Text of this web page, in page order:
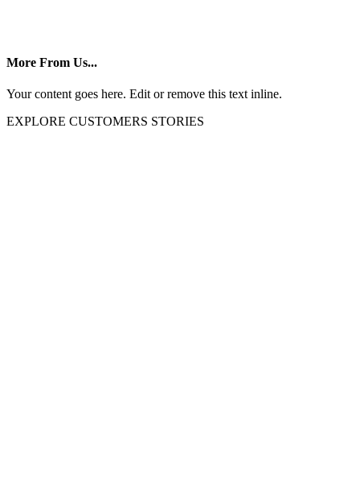
More From Us...
Your content goes here. Edit or remove this text inline.
EXPLORE CUSTOMERS STORIES